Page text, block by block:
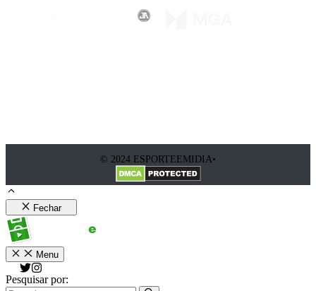
© 2024 ESPORTEEMIDIA•
Fechar
Menu
Pesquisar por: